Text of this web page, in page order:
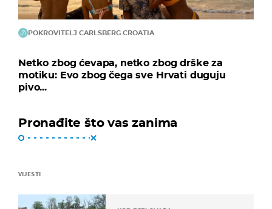
POKROVITELJ CARLSBERG CROATIA
Netko zbog ćevapa, netko zbog drške za
motiku: Evo zbog čega sve Hrvati duguju
pivo...
Pronađite što vas zanima
VIJESTI